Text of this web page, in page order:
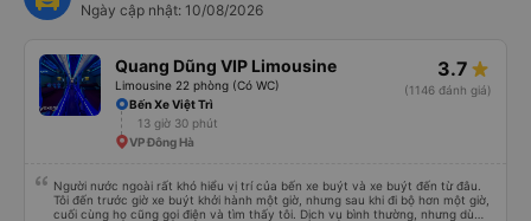
Ngày cập nhật: 10/08/2026
Quang Dũng VIP Limousine
Limousine 22 phòng (Có WC)
3.7
(1146 đánh giá)
Bến Xe Việt Trì
13 giờ 30 phút
VP Đông Hà
Người nước ngoài rất khó hiểu vị trí của bến xe buýt và xe buýt đến từ đâu.
Tôi đến trước giờ xe buýt khởi hành một giờ, nhưng sau khi đi bộ hơn một giờ,
cuối cùng họ cũng gọi điện và tìm thấy tôi. Dịch vụ bình thường, nhưng dù